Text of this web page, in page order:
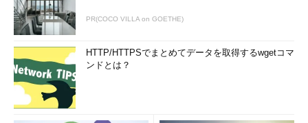
PR(COCO VILLA on GOETHE)
HTTP/HTTPSでまとめてデータを取得するwgetコマ
ンドとは？